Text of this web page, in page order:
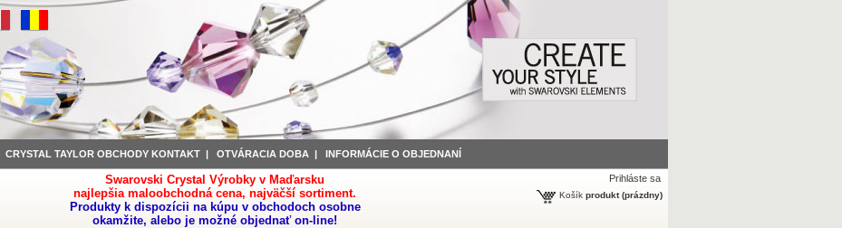
CRYSTAL TAYLOR OBCHODY KONTAKT| OTVÁRACIA DOBA | INFORMÁCIE O OBJEDNANÍ
Swarovski Crystal Výrobky v Maďarsku
najlepšia maloobchodná cena, najväčší sortiment.
Produkty k dispozícii na kúpu v obchodoch osobne
okamžite, alebo je možné objednať on-line!
Prihláste sa
Košík produkt (prázdny)